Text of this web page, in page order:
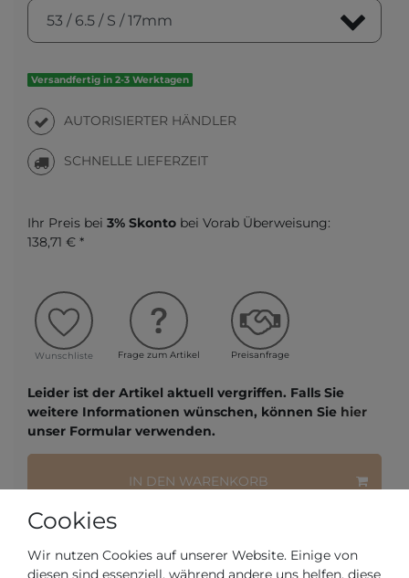
Versandfertig in 2-3 Werktagen
AUTORISIERTER HÄNDLER
SCHNELLE LIEFERZEIT
Ihr Preis bei 3% Skonto bei Vorab Überweisung:
138,71 € *
Wunschliste Frage zum Artikel Preisanfrage
Leider ist der Artikel aktuell vergriffen. Falls Sie
weitere Informationen wünschen, können Sie hier
unser Formular verwenden.
IN DEN WARENKORB
Cookies
Wir nutzen Cookies auf unserer Website. Einige von
diesen sind essenziell, während andere uns helfen, diese